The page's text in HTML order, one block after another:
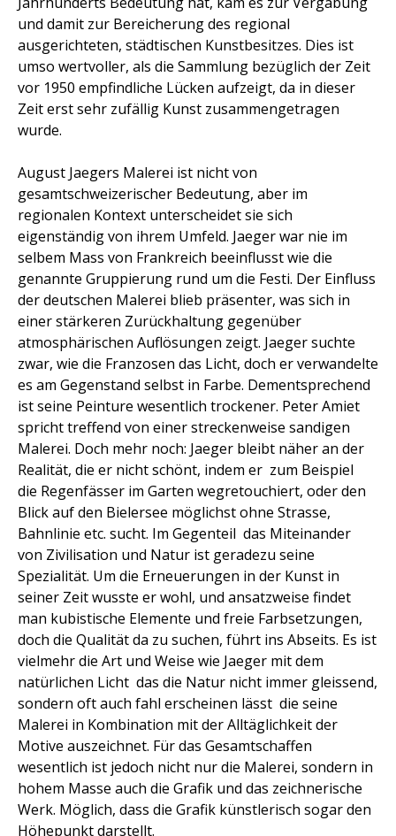
und damit zur Bereicherung des regional
ausgerichteten, städtischen Kunstbesitzes. Dies ist
umso wertvoller, als die Sammlung bezüglich der Zeit
vor 1950 empfindliche Lücken aufzeigt, da in dieser
Zeit erst sehr zufällig Kunst zusammengetragen
wurde.
August Jaegers Malerei ist nicht von
gesamtschweizerischer Bedeutung, aber im
regionalen Kontext unterscheidet sie sich
eigenständig von ihrem Umfeld. Jaeger war nie im
selbem Mass von Frankreich beeinflusst wie die
genannte Gruppierung rund um die Festi. Der Einfluss
der deutschen Malerei blieb präsenter, was sich in
einer stärkeren Zurückhaltung gegenüber
atmosphärischen Auflösungen zeigt. Jaeger suchte
zwar, wie die Franzosen das Licht, doch er verwandelte
es am Gegenstand selbst in Farbe. Dementsprechend
ist seine Peinture wesentlich trockener. Peter Amiet
spricht treffend von einer streckenweise sandigen
Malerei. Doch mehr noch: Jaeger bleibt näher an der
Realität, die er nicht schönt, indem er  zum Beispiel 
die Regenfässer im Garten wegretouchiert, oder den
Blick auf den Bielersee möglichst ohne Strasse,
Bahnlinie etc. sucht. Im Gegenteil  das Miteinander
von Zivilisation und Natur ist geradezu seine
Spezialität. Um die Erneuerungen in der Kunst in
seiner Zeit wusste er wohl, und ansatzweise findet
man kubistische Elemente und freie Farbsetzungen,
doch die Qualität da zu suchen, führt ins Abseits. Es ist
vielmehr die Art und Weise wie Jaeger mit dem
natürlichen Licht  das die Natur nicht immer gleissend,
sondern oft auch fahl erscheinen lässt  die seine
Malerei in Kombination mit der Alltäglichkeit der
Motive auszeichnet. Für das Gesamtschaffen
wesentlich ist jedoch nicht nur die Malerei, sondern in
hohem Masse auch die Grafik und das zeichnerische
Werk. Möglich, dass die Grafik künstlerisch sogar den
Höhepunkt darstellt.